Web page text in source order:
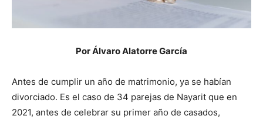
Por Álvaro Alatorre García
Antes de cumplir un año de matrimonio, ya se habían
divorciado. Es el caso de 34 parejas de Nayarit que en
2021, antes de celebrar su primer año de casados,